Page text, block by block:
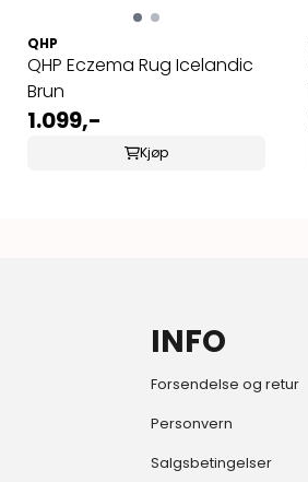
QHP
QHP Eczema Rug Icelandic
Brun
1.099,-
Kjøp
INFO
Forsendelse og retur
Personvern
Salgsbetingelser